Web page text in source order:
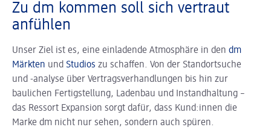
Zu dm kommen soll sich vertraut
anfühlen
Unser Ziel ist es, eine einladende Atmosphäre in den dm
Märkten und Studios zu schaffen. Von der Standortsuche
und -analyse über Vertragsverhandlungen bis hin zur
baulichen Fertigstellung, Ladenbau und Instandhaltung –
das Ressort Expansion sorgt dafür, dass Kund:innen die
Marke dm nicht nur sehen, sondern auch spüren.